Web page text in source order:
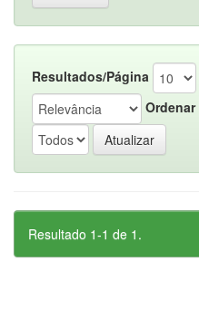
Resultados/Página
Ordenar
Resultado 1-1 de 1.